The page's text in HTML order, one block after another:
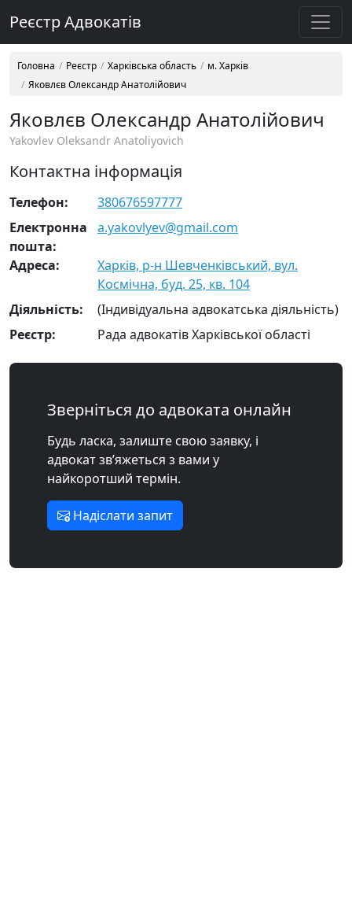
Реєстр Адвокатів
Головна Реєстр Харківська область
м. Харків
Яковлєв Олександр Анатолійович
Яковлєв Олександр Анатолійович
Yakovlev Oleksandr Anatoliyovich
Контактна інформація
Телефон:
380676597777
Електронна
пошта:
a.yakovlyev@gmail.com
Адреса:
Харків, р-н Шевченківський, вул.
Космічна, буд. 25, кв. 104
Діяльність:
(Індивідуальна адвокатська діяльність)
Реєстр:
Рада адвокатів Харківської області
Зверніться до адвоката онлайн
Будь ласка, залиште свою заявку, і
адвокат зв’яжеться з вами у
найкоротший термін.
Надіслати запит